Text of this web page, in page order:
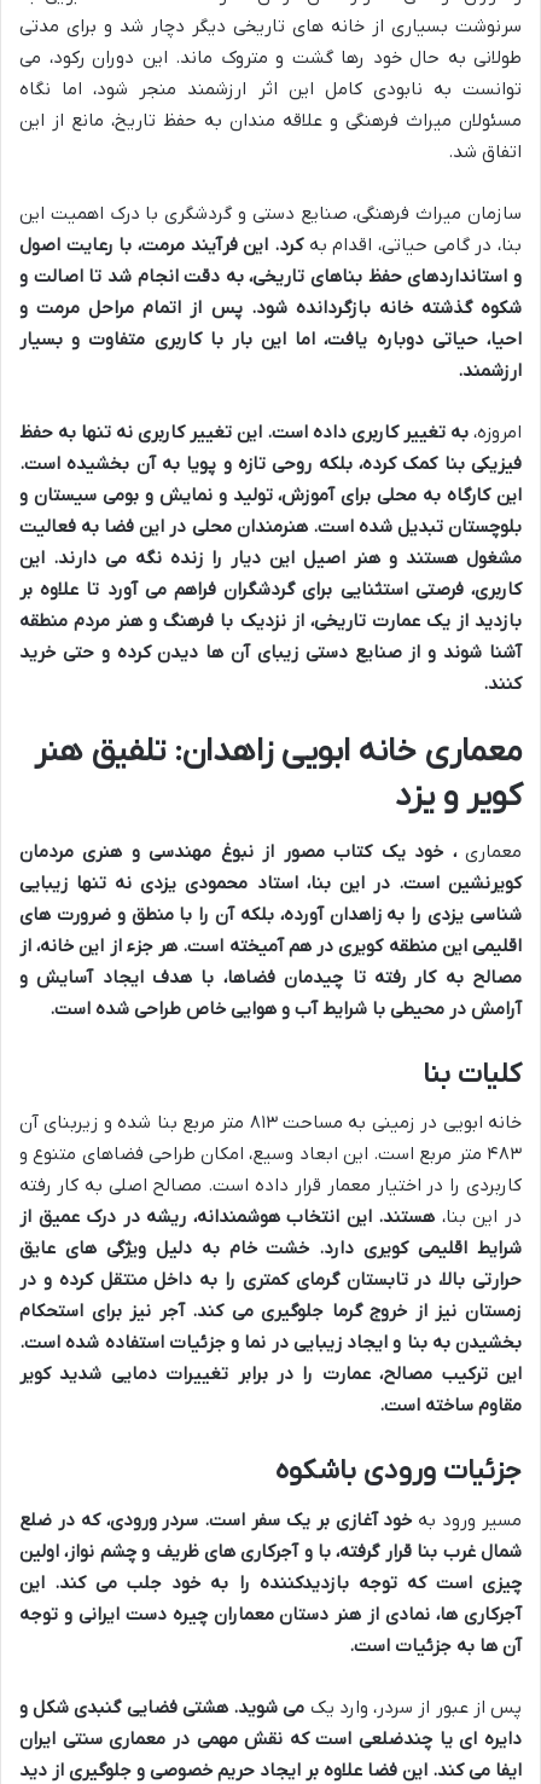
سرنوشت بسیاری از خانه های تاریخی دیگر دچار شد و برای مدتی
طولانی به حال خود رها گشت و متروک ماند. این دوران رکود، می
توانست به نابودی کامل این اثر ارزشمند منجر شود، اما نگاه
مسئولان میراث فرهنگی و علاقه مندان به حفظ تاریخ، مانع از این
اتفاق شد.
سازمان میراث فرهنگی، صنایع دستی و گردشگری با درک اهمیت این
بنا، در گامی حیاتی، اقدام بهکرد. این فرآیند مرمت، با رعایت اصول
و استانداردهای حفظ بناهای تاریخی، به دقت انجام شد تا اصالت و
شکوه گذشته خانه بازگردانده شود. پس از اتمام مراحل مرمت و
احیا،حیاتی دوباره یافت، اما این بار با کاربری متفاوت و بسیار
ارزشمند.
امروزه، به تغییر کاربری داده است. این تغییر کاربری نه تنها به حفظ
فیزیکی بنا کمک کرده، بلکه روحی تازه و پویا به آن بخشیده است.
این کارگاه به محلی برای آموزش، تولید و نمایشوبومی سیستان و
بلوچستان تبدیل شده است. هنرمندان محلی در این فضا به فعالیت
مشغول هستند و هنر اصیل این دیار را زنده نگه می دارند. این
کاربری، فرصتی استثنایی برای گردشگران فراهم می آورد تا علاوه بر
بازدید از یک عمارت تاریخی، از نزدیک با فرهنگ و هنر مردم منطقه
آشنا شوند و از صنایع دستی زیبای آن ها دیدن کرده و حتی خرید
کنند.
معماری خانه ابویی زاهدان: تلفیق هنر
کویر و یزد
معماری، خود یک کتاب مصور از نبوغ مهندسی و هنری مردمان
کویرنشین است. در این بنا، استاد محمودی یزدی نه تنها زیبایی
شناسی یزدی را به زاهدان آورده، بلکه آن را با منطق و ضرورت های
اقلیمی این منطقه کویری در هم آمیخته است. هر جزء از این خانه، از
مصالح به کار رفته تا چیدمان فضاها، با هدف ایجاد آسایش و
آرامش در محیطی با شرایط آب و هوایی خاص طراحی شده است.
کلیات بنا
خانه ابویی در زمینی به مساحت ۸۱۳ متر مربع بنا شده و زیربنای آن
۴۸۳ متر مربع است. این ابعاد وسیع، امکان طراحی فضاهای متنوع و
کاربردی را در اختیار معمار قرار داده است. مصالح اصلی به کار رفته
در این بنا، هستند. این انتخاب هوشمندانه، ریشه در درک عمیق از
شرایط اقلیمی کویری دارد. خشت خام به دلیل ویژگی های عایق
حرارتی بالا، در تابستان گرمای کمتری را به داخل منتقل کرده و در
زمستان نیز از خروج گرما جلوگیری می کند. آجر نیز برای استحکام
بخشیدن به بنا و ایجاد زیبایی در نما و جزئیات استفاده شده است.
این ترکیب مصالح، عمارت را در برابر تغییرات دمایی شدید کویر
مقاوم ساخته است.
جزئیات ورودی باشکوه
مسیر ورود به خود آغازی بر یک سفر است. سردر ورودی، که در ضلع
شمال غرب بنا قرار گرفته، باو آجرکاری های ظریف و چشم نواز، اولین
چیزی است که توجه بازدیدکننده را به خود جلب می کند. این
آجرکاری ها، نمادی از هنر دستان معماران چیره دست ایرانی و توجه
آن ها به جزئیات است.
پس از عبور از سردر، وارد یک می شوید. هشتی فضایی گنبدی شکل و
دایره ای یا چندضلعی است که نقش مهمی در معماری سنتی ایران
ایفا می کند. این فضا علاوه بر ایجاد حریم خصوصی و جلوگیری از دید